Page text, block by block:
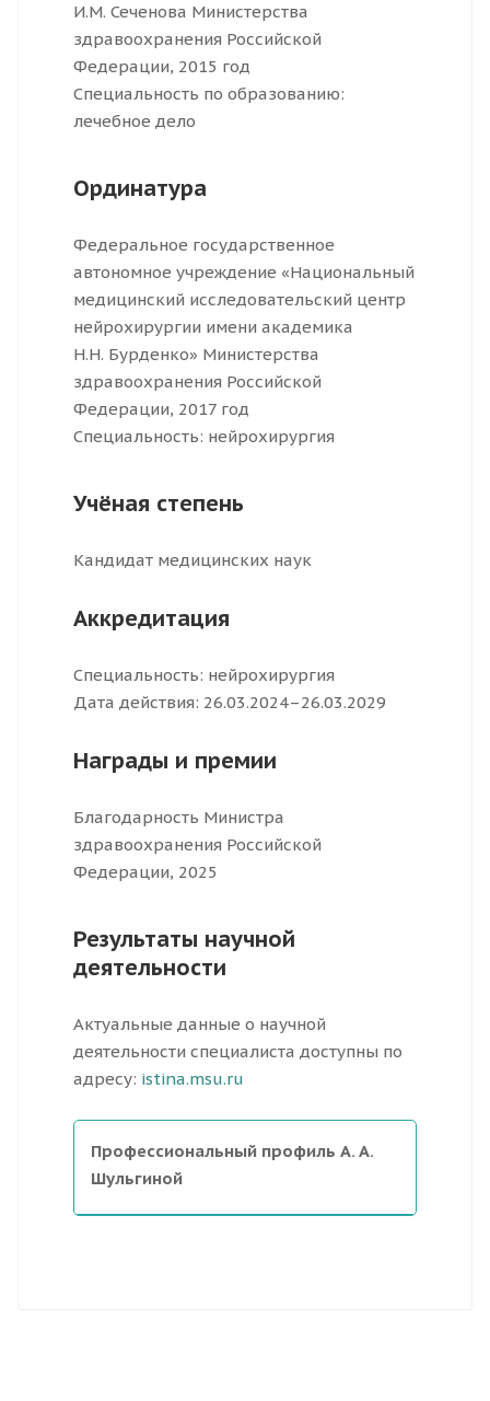
И.М. Сеченова Министерства
здравоохранения Российской
Федерации, 2015 год
Специальность по образованию:
лечебное дело
Ординатура
Федеральное государственное
автономное учреждение «Национальный
медицинский исследовательский центр
нейрохирургии имени академика
Н.Н. Бурденко» Министерства
здравоохранения Российской
Федерации, 2017 год
Специальность: нейрохирургия
Учёная степень
Кандидат медицинских наук
Аккредитация
Специальность: нейрохирургия
Дата действия: 26.03.2024–26.03.2029
Награды и премии
Благодарность Министра
здравоохранения Российской
Федерации, 2025
Результаты научной
деятельности
Актуальные данные о научной
деятельности специалиста доступны по
адресу: istina.msu.ru
Профессиональный профиль А. А.
Шульгиной